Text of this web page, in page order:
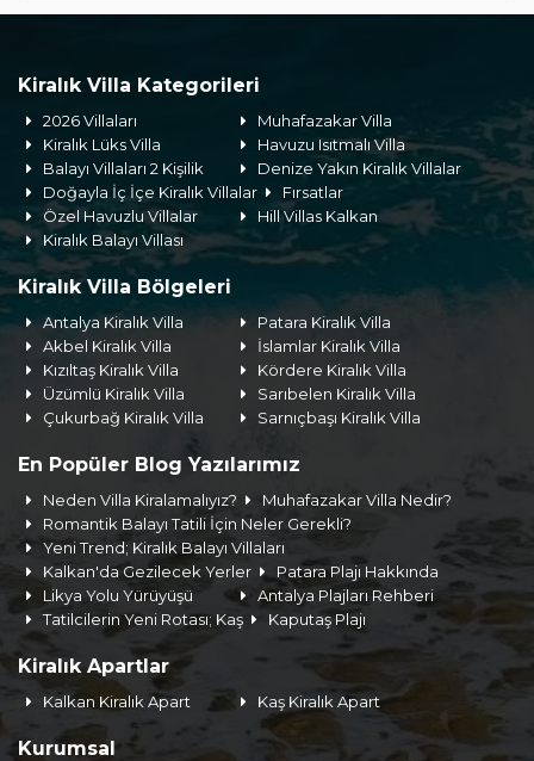
Kiralık Villa Kategorileri
2026 Villaları
Muhafazakar Villa
Kiralık Lüks Villa
Havuzu Isıtmalı Villa
Balayı Villaları 2 Kişilik
Denize Yakın Kiralık Villalar
Doğayla İç İçe Kiralık Villalar
Fırsatlar
Özel Havuzlu Villalar
Hill Villas Kalkan
Kiralık Balayı Villası
Kiralık Villa Bölgeleri
Antalya Kiralık Villa
Patara Kiralık Villa
Akbel Kiralık Villa
İslamlar Kiralık Villa
Kızıltaş Kiralık Villa
Kördere Kiralık Villa
Üzümlü Kiralık Villa
Sarıbelen Kiralık Villa
Çukurbağ Kiralık Villa
Sarnıçbaşı Kiralık Villa
En Popüler Blog Yazılarımız
Neden Villa Kiralamalıyız?
Muhafazakar Villa Nedir?
Romantik Balayı Tatili İçin Neler Gerekli?
Yeni Trend; Kiralık Balayı Villaları
Kalkan'da Gezilecek Yerler
Patara Plajı Hakkında
Likya Yolu Yürüyüşü
Antalya Plajları Rehberi
Tatilcilerin Yeni Rotası; Kaş
Kaputaş Plajı
Kiralık Apartlar
Kalkan Kiralık Apart Kaş Kiralık Apart
Kurumsal